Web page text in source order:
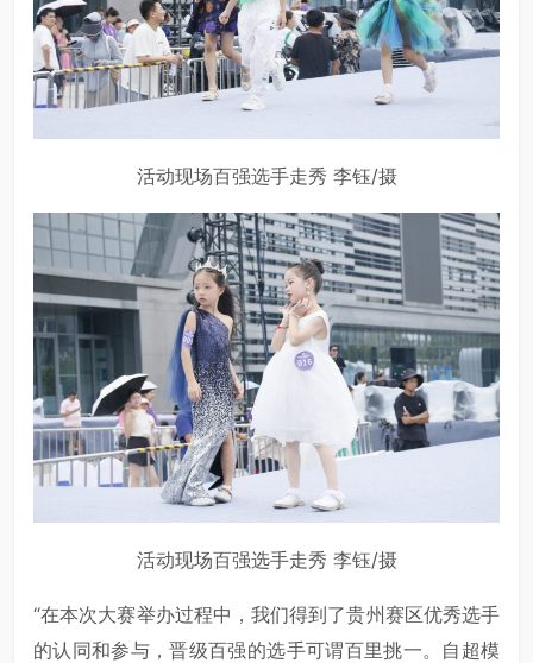
活动现场百强选手走秀 李钰/摄
活动现场百强选手走秀 李钰/摄
“在本次大赛举办过程中，我们得到了贵州赛区优秀选手
的认同和参与，晋级百强的选手可谓百里挑一。自超模